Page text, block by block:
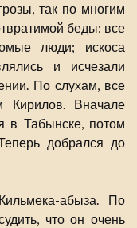
так по многим
беды: все
люди; искоса
и исчезали
По слухам, все
Кирилов. Вначале
в Табынске, потом
добрался до
абыза. По
что он очень